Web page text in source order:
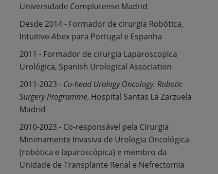
Universidade Complutense Madrid
Desde 2014 - Formador de cirurgia Robótica,
Intuitive-Abex para Portugal e Espanha
2011 - Formador de cirurgia Laparoscopica
Urológica, Spanish Urological Association
2011-2023 - Co-head Urology Oncology. Robotic
Surgery Programme, Hospital Santas La Zarzuela
Madrid
2010-2023 - Co-responsável pela Cirurgia
Minimamente Invasiva de Urologia Oncológica
(robótica e laparoscópica) e membro da
Unidade de Transplante Renal e Nefrectomia